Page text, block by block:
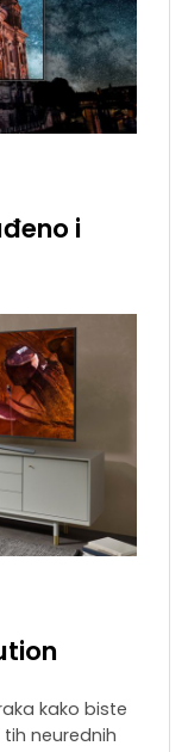
i
kako biste
neurednih